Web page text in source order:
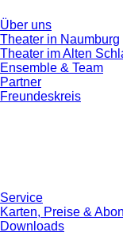
Über uns
Theater in Naumburg
Theater im Alten
Ensemble & Team
Partner
Freundeskreis
Service
Karten, Preise &
Downloads